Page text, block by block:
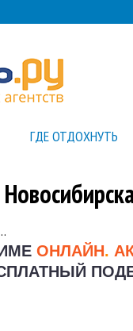
ГДЕ ОТДОХНУТЬ
ОНЛАЙН.